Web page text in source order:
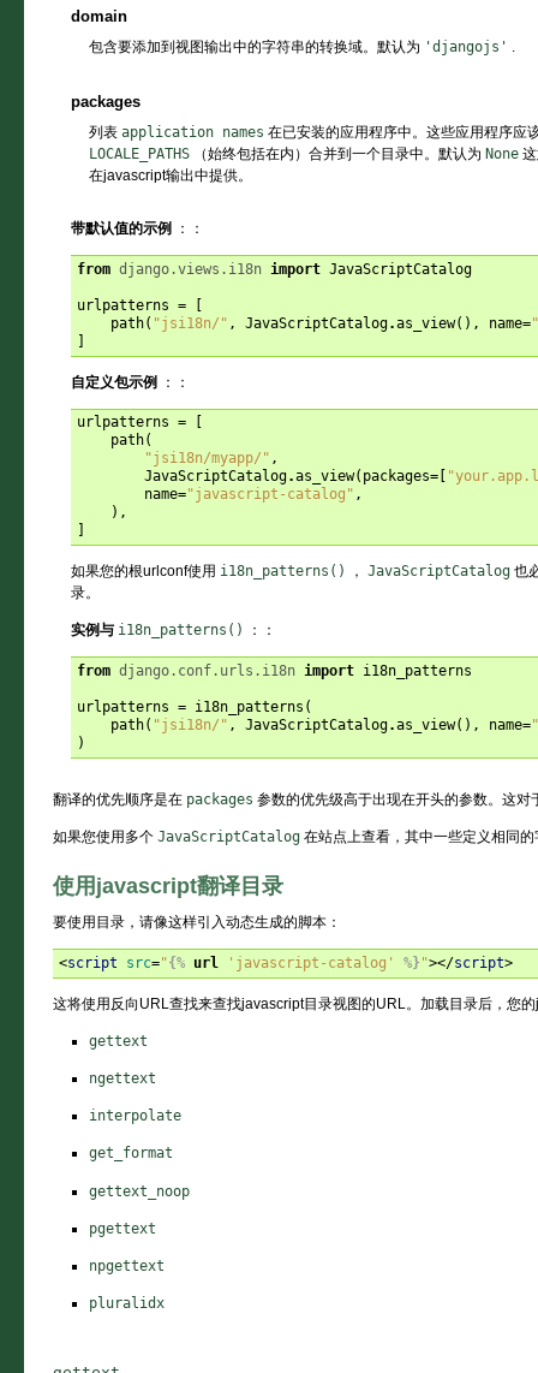
domain
包含要添加到视图输出中的字符串的转换域。默认为 'djangojs' .
packages
列表 application names 在已安装的应用程序中。这些应用程序应
LOCALE_PATHS （始终包括在内）合并到一个目录中。默认为 None
在javascript输出中提供。
带默认值的示例 ：：
from django.views.i18n import JavaScriptCatalog
urlpatterns =
path( "jsi18n/" , JavaScriptCatalog.as_view(), name=
自定义包示例 ：：
urlpatterns =
path(
"jsi18n/myapp/" ,
JavaScriptCatalog.as_view( packages=[
name="javascript-catalog" ,
),
如果您的根urlconf使用 i18n_patterns() ， JavaScriptCatalog 也
录。
实例与 i18n_patterns() ：：
from django.conf.urls.i18n import i18n_patterns
urlpatterns = i18n_patterns (
path( "jsi18n/" , JavaScriptCatalog.as_view(), name=
)
翻译的优先顺序是在 packages 参数的优先级高于出现在开头的参数。这对
如果您使用多个 JavaScriptCatalog 在站点上查看，其中一些定义相同
使用javascript翻译目录
要使用目录，请像这样引入动态生成的脚本：
<script src="{% url 'javascript-catalog' %} "></script>
这将使用反向URL查找来查找javascript目录视图的URL。加载目录后，您
gettext
ngettext
interpolate
get_format
gettext_noop
pgettext
npgettext
pluralidx